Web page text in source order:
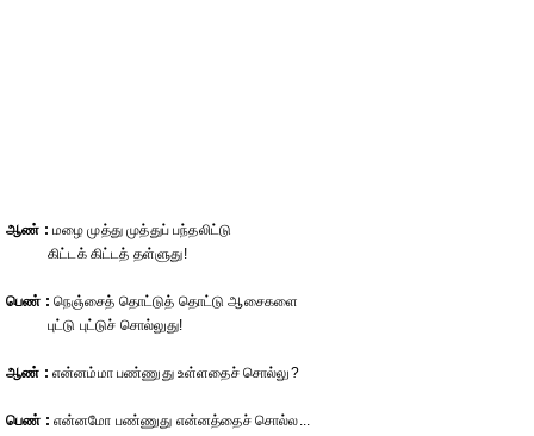
ஆண் : மழை முத்து முத்துப் பந்தலிட்டு
கிட்டக் கிட்டத் தள்ளுது!
பெண் : நெஞ்சைத் தொட்டுத் தொட்டு ஆசைகளை
புட்டு புட்டுச் சொல்லுது!
ஆண் : என்னம்மா பண்ணுது உள்ளதைச் சொல்லு?
பெண் : என்னமோ பண்ணுது என்னத்தைச் சொல்ல...